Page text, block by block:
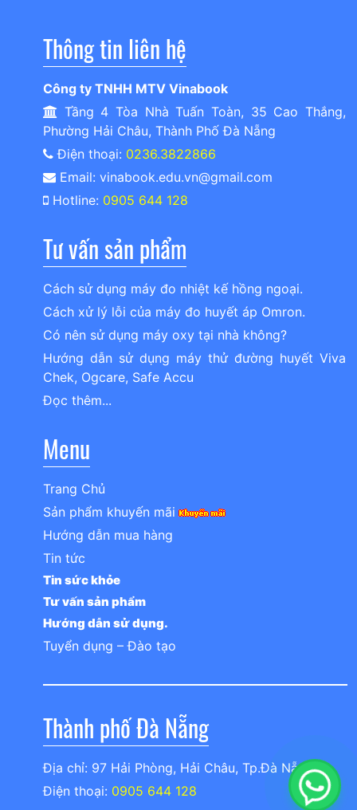
Thông tin liên hệ
Công ty TNHH MTV Vinabook
Tầng 4 Tòa Nhà Tuấn Toàn, 35 Cao Thắng,
Phường Hải Châu, Thành Phố Đà Nẵng
Điện thoại: 0236.3822866
Email: vinabook.edu.vn@gmail.com
Hotline: 0905 644 128
Tư vấn sản phẩm
Cách sử dụng máy đo nhiệt kế hồng ngoại.
Cách xử lý lỗi của máy đo huyết áp Omron.
Có nên sử dụng máy oxy tại nhà không?
Hướng dẫn sử dụng máy thử đường huyết Viva
Chek, Ogcare, Safe Accu
Đọc thêm...
Menu
Trang Chủ
Sản phẩm khuyến mãi
Hướng dẫn mua hàng
Tin tức
Tin sức khỏe
Tư vấn sản phẩm
Hướng dẫn sử dụng.
Tuyển dụng – Đào tạo
Thành phố Đà Nẵng
Địa chỉ: 97 Hải Phòng, Hải Châu, Tp.Đà Nẵng
Điện thoại: 0905 644 128